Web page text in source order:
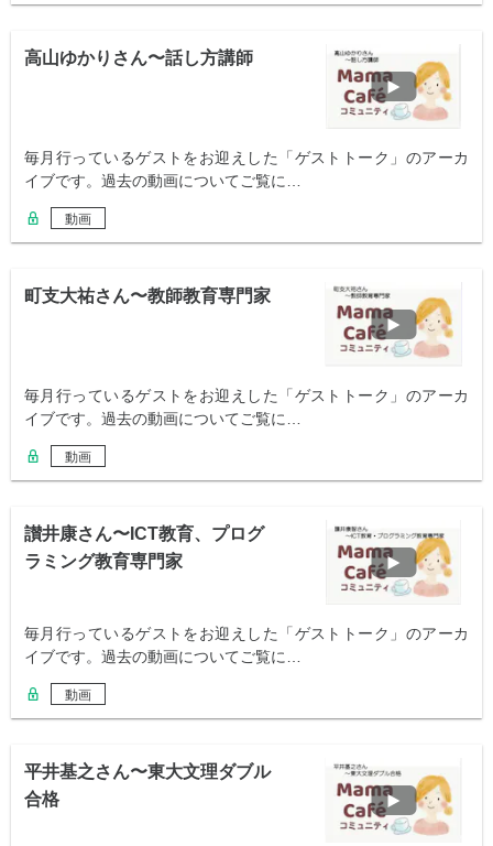
高山ゆかりさん〜話し方講師
毎月行っているゲストをお迎えした「ゲストトーク」のアーカ
イブです。過去の動画についてご覧に…
動画
町支大祐さん〜教師教育専門家
毎月行っているゲストをお迎えした「ゲストトーク」のアーカ
イブです。過去の動画についてご覧に…
動画
讃井康さん〜ICT教育、プログ
ラミング教育専門家
毎月行っているゲストをお迎えした「ゲストトーク」のアーカ
イブです。過去の動画についてご覧に…
動画
平井基之さん〜東大文理ダブル
合格